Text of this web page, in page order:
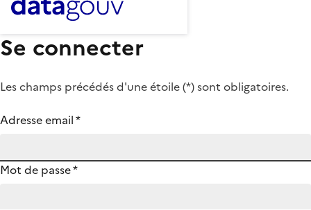
Se connecter
Les champs précédés d'une étoile (*) sont obligatoires.
Adresse email*
Mot de passe*